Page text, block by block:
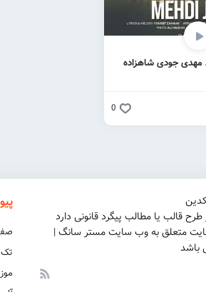
مهدی جودی شاهزاده
0
طرح قالب یا مطالب پیگرد قانونی دارد
متعلق به وب سایت مستر سانگ |
باشد